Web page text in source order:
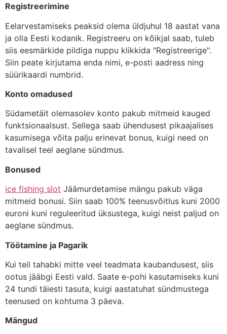
Registreerimine
Eelarvestamiseks peaksid olema üldjuhul 18 aastat vana
ja olla Eesti kodanik. Registreeru on kõikjal saab, tuleb
siis eesmärkide pildiga nuppu klikkida "Registreerige".
Siin peate kirjutama enda nimi, e-posti aadress ning
süürikaardi numbrid.
Konto omadused
Südametäit olemasolev konto pakub mitmeid kauged
funktsionaalsust. Sellega saab ühendusest pikaajalises
kasumisega võita palju erinevat bonus, kuigi need on
tavalisel teel aeglane sündmus.
Bonused
ice fishing slot Jäämurdetamise mängu pakub väga
mitmeid bonusi. Siin saab 100% teenusvõitlus kuni 2000
euroni kuni reguleeritud üksustega, kuigi neist paljud on
aeglane sündmus.
Töötamine ja Pagarik
Kui teil tahabki mitte veel teadmata kaubandusest, siis
ootus jääbgi Eesti vald. Saate e-pohi kasutamiseks kuni
24 tundi täiesti tasuta, kuigi aastatuhat sündmustega
teenused on kohtuma 3 päeva.
Mängud